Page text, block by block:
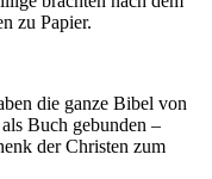
zu Papier.
die ganze Bibel von
Buch gebunden –
der Christen zum